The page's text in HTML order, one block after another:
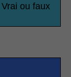
Vrai ou faux